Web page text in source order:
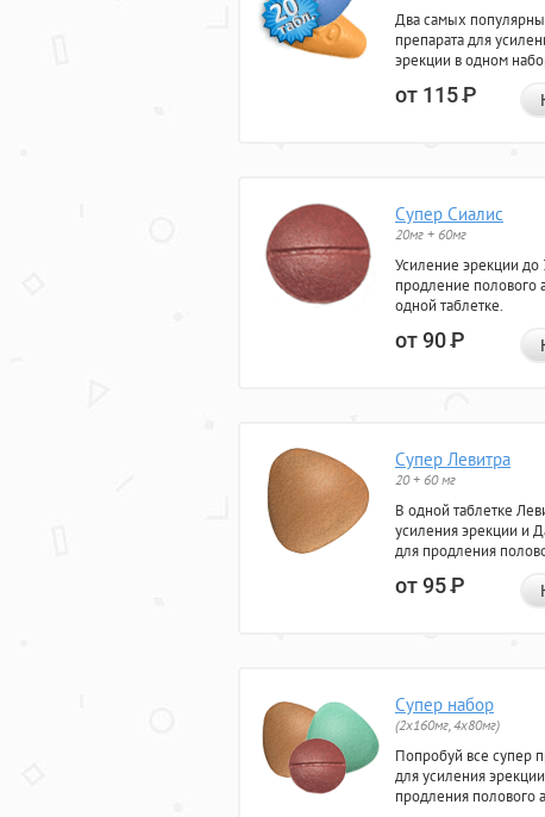
Два самых
препарата для
эрекции в одном
от 115Р
Супер Сиалис
20мг + 60мг
Усиление эрекции до
продление полового
одной таблетке.
от 90Р
Супер Левитра
20 + 60 мг
В одной таблетке
усиления эрекции и
для продления
от 95Р
Супер набор
(2х160мг, 4х80мг)
Попробуй все супер
для усиления
продления полового